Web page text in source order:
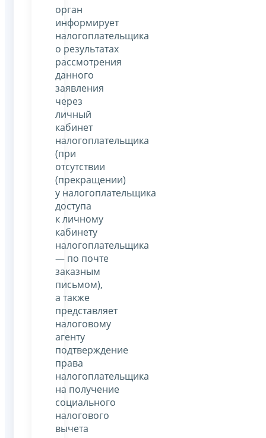
орган
информирует
налогоплательщика
о результатах
рассмотрения
данного
заявления
через
личный
кабинет
налогоплательщика
(при
отсутствии
(прекращении)
у налогоплательщика
доступа
к личному
кабинету
налогоплательщика
— по почте
заказным
письмом),
а также
представляет
налоговому
агенту
подтверждение
права
налогоплательщика
на получение
социального
налогового
вычета